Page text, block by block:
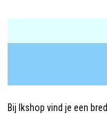
Bij Ikshop vind je een